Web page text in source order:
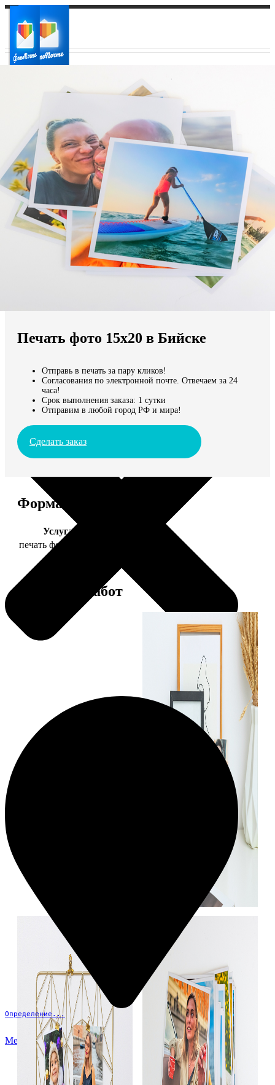
Ваш регион доставки
Выберите из списка:
Мы доставляем по всему миру
Продолжить без города
Определение...
Меню
Печать фото 15х20 в Бийске
Отправь в печать за пару кликов!
Согласования по электронной почте. Отвечаем за 24
часа!
Срок выполнения заказа: 1 сутки
Отправим в любой город РФ и мира!
Сделать заказ
Форматы и цены
Услуга
печать фото 15х20
Примеры работ